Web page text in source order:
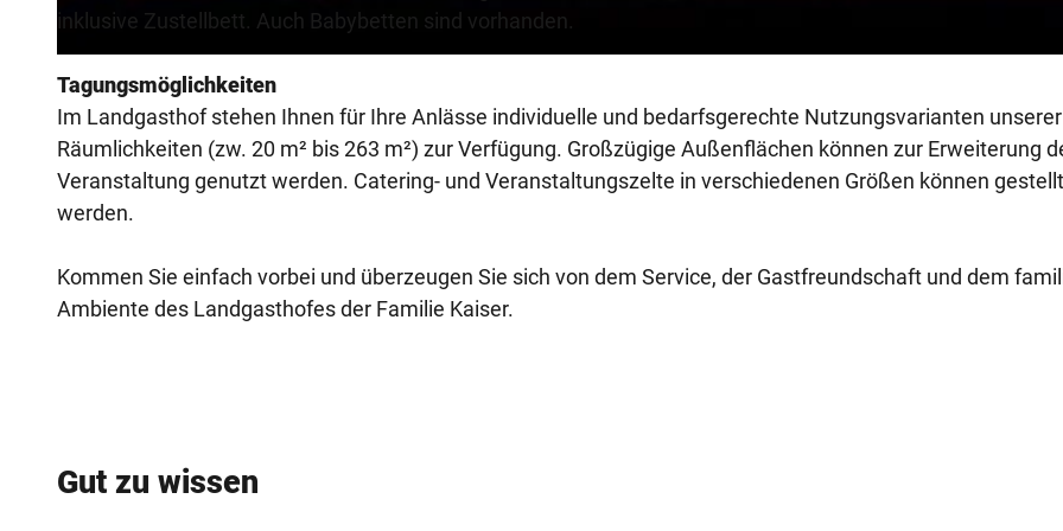
i
e
l
e
n
inklusive Zustellbett. Auch Babybetten sind vorhanden.
Tagungsmöglichkeiten
Im Landgasthof stehen Ihnen für Ihre Anlässe individuelle und bedarfsgerechte Nutzungsvarianten unserer
Räumlichkeiten (zw. 20 m² bis 263 m²) zur Verfügung. Großzügige Außenflächen können zur Erweiterung
Veranstaltung genutzt werden. Catering- und Veranstaltungszelte in verschiedenen Größen können gestellt
werden.
Kommen Sie einfach vorbei und überzeugen Sie sich von dem Service, der Gastfreundschaft und dem
Ambiente des Landgasthofes der Familie Kaiser.
Gut zu wissen